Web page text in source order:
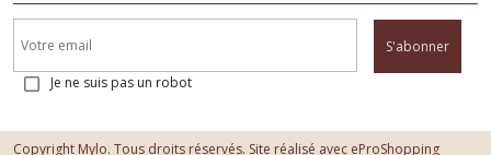
S'abonner
Je ne suis pas un robot
Copyright Mylo. Tous droits réservés. Site réalisé avec eProShopping